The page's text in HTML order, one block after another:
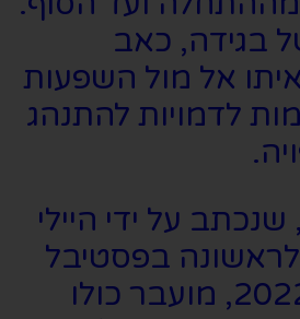
בגידה, כאב
אל מול השפעות
לדמויות להתנהג
על ידי היילי
בפסטיבל
פרינג׳ בשנת 2022, מועבר כולו